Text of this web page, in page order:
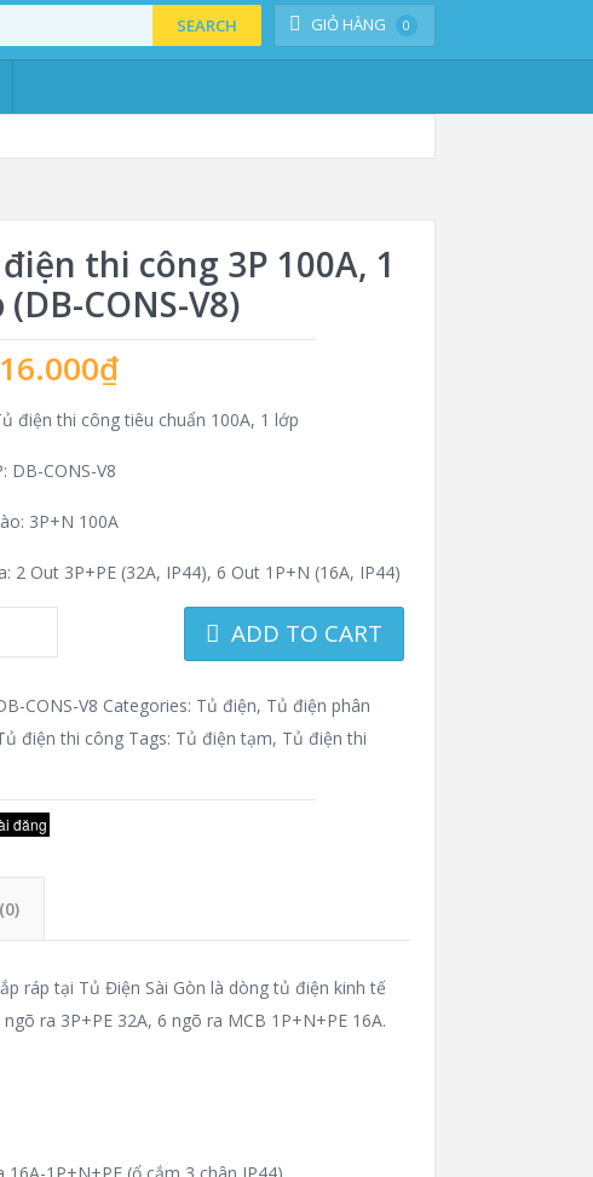
GIỎ HÀNG 0
SEARCH
thi công 3P 100A, 1
(DB-CONS-V8)
₫
điện thi công tiêu chuẩn 100A, 1 lớp
DB-CONS-V8
3P+N 100A
2 Out 3P+PE (32A, IP44), 6 Out 1P+N (16A, IP44)
ADD TO CART
CONS-V8 Categories: Tủ điện, Tủ điện phân
điện thi công Tags: Tủ điện tạm, Tủ điện thi
ráp tại Tủ Điện Sài Gòn là dòng tủ điện kinh tế
ra 3P+PE 32A, 6 ngõ ra MCB 1P+N+PE 16A.